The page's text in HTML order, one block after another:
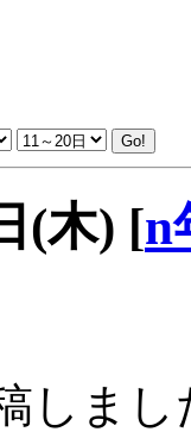
(木) [n
しまし